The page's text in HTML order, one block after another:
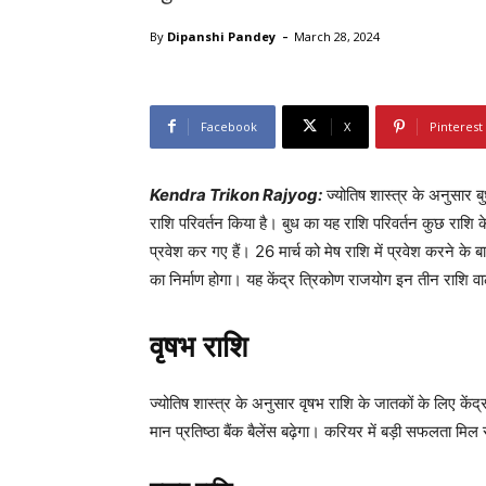
By Dipanshi Pandey - March 28, 2024
Facebook X Pinterest
Kendra Trikon Rajyog:ज्योतिष शास्त्र के अनुसार
राशि परिवर्तन किया है। बुध का यह राशि परिवर्तन कुछ
प्रवेश कर गए हैं। 26 मार्च को मेष राशि में प्रवेश करने के
का निर्माण होगा। यह केंद्र त्रिकोण राजयोग इन तीन राशि
वृषभ राशि
ज्योतिष शास्त्र के अनुसार वृषभ राशि के जातकों के लिए केंद्र
मान प्रतिष्ठा बैंक बैलेंस बढ़ेगा। करियर में बड़ी सफलता